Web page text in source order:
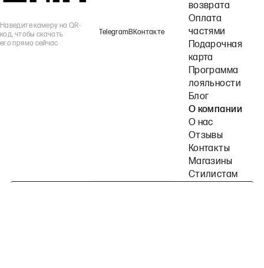
Наведите камеру на QR-
код, чтобы скачать
его прямо сейчас
TelegramВКонтакте
возврата
Оплата
частями
Подарочная
карта
Программа
лояльности
Блог
О компании
О нас
Отзывы
Контакты
Магазины
Стилистам